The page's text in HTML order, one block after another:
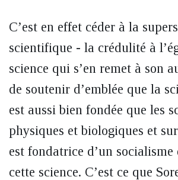
C’est en effet céder à la
scientifique - la crédulité à
science qui s’en remet à son
de soutenir d’emblée que la
est aussi bien fondée que les
physiques et biologiques et
est fondatrice d’un socialisme
cette science. C’est ce que